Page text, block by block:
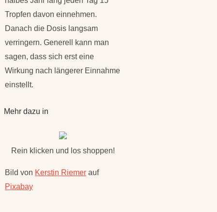
Tropfen davon einnehmen.
Danach die Dosis langsam
verringern. Generell kann man
sagen, dass sich erst eine
Wirkung nach längerer Einnahme
einstellt.
Mehr dazu in
Rein klicken und los shoppen!
Bild von Kerstin Riemer auf
Pixabay